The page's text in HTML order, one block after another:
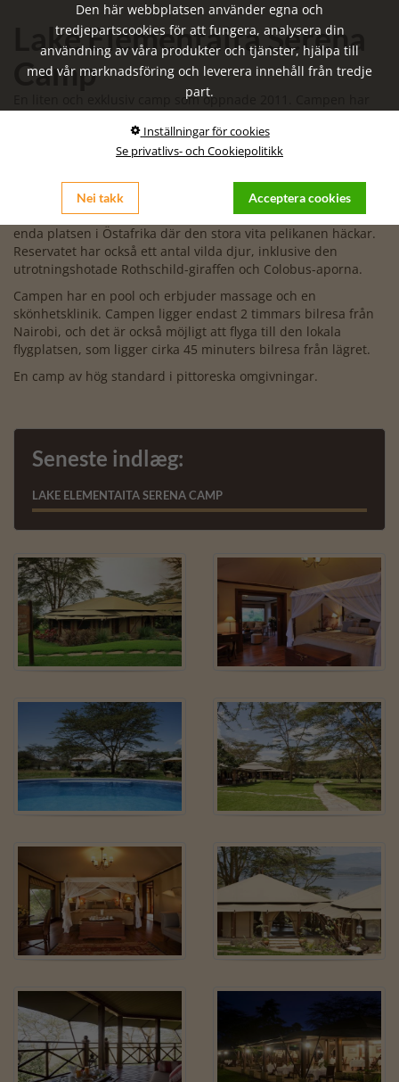
Lake Elementaita Serena
Camp
En liten och exklusiv camp som öppnade 2011. Campen har
som hårtork, myggnät och Wi-Fi också har en egen veranda
med utsikt över sjön.
Campen ligger i Soysambu-reservatet, som under många år
ägdes av Delamere-familjen. Området vid sjön är idag ett
stort fågelskyddsområde med över 450 olika arter. Det är den
enda platsen i Östafrika där den stora vita pelikanen häckar.
Reservatet har också ett antal vilda djur, inklusive den
utrotningshotade Rothschild-giraffen och Colobus-aporna.
Campen har en pool och erbjuder massage och en
skönhetsklinik. Campen ligger endast 2 timmars bilresa från
Nairobi, och det är också möjligt att flyga till den lokala
flygplatsen, som ligger cirka 45 minuters bilresa från lägret.
En camp av hög standard i pittoreska omgivningar.
Seneste indlæg:
LAKE ELEMENTAITA SERENA CAMP
Den här webbplatsen använder egna och
tredjepartscookies för att fungera, analysera din
användning av våra produkter och tjänster, hjälpa till
med vår marknadsföring och leverera innehåll från tredje
part.
Inställningar för cookies
Se privatlivs- och Cookiepolitikk
Nei takk Acceptera cookies